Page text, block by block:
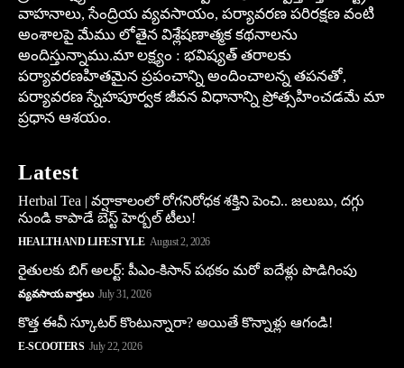
వాహనాలు, సేంద్రియ వ్యవసాయం, పర్యావరణ పరిరక్షణ వంటి
అంశాలపై మేము లోతైన విశ్లేషణాత్మక కథనాలను
అందిస్తున్నాము.మా లక్ష్యం : భవిష్యత్ తరాలకు
పర్యావరణహితమైన ప్రపంచాన్ని అందించాలన్న తపనతో,
పర్యావరణ స్నేహపూర్వక జీవన విధానాన్ని ప్రోత్సహించడమే మా
ప్రధాన ఆశయం.
Latest
Herbal Tea | వర్షాకాలంలో రోగనిరోధక శక్తిని పెంచి.. జలుబు, దగ్గు
నుండి కాపాడే బెస్ట్ హెర్బల్ టీలు!
HEALTH AND LIFESTYLE August 2, 2026
రైతులకు బిగ్ అలర్ట్: పీఎం-కిసాన్ పథకం మరో ఐదేళ్లు పొడిగింపు
వ్యవసాయ వార్తలు July 31, 2026
కొత్త ఈవీ స్కూట‌ర్ కొంటున్నారా? అయితే కొన్నాళ్లు ఆగండి!
E-SCOOTERS July 22, 2026